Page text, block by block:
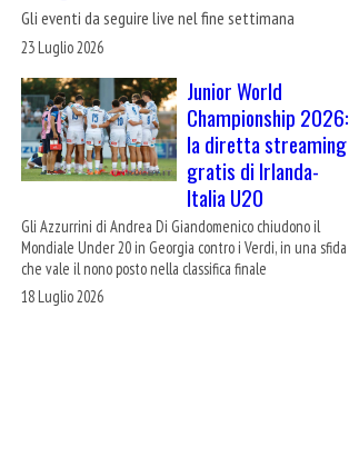
Gli eventi da seguire live nel fine settimana
23 Luglio 2026
Junior World
Championship 2026:
la diretta streaming
gratis di Irlanda-
Italia U20
Gli Azzurrini di Andrea Di Giandomenico chiudono il
Mondiale Under 20 in Georgia contro i Verdi, in una sfida
che vale il nono posto nella classifica finale
18 Luglio 2026